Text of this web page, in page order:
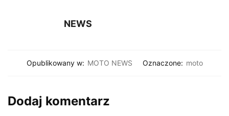
NEWS
Opublikowany w: MOTO NEWS Oznaczone: moto
Dodaj komentarz